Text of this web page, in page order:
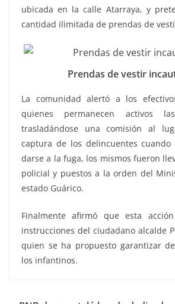
ubicada en la calle Atarraya, y
cantidad ilimitada de prendas de
Prendas de vestir
La comunidad alertó a los
quienes permanecen activos
trasladándose una comisión al
captura de los delincuentes cuando
darse a la fuga, los mismos fueron
policial y puestos a la orden del
estado Guárico.
Finalmente afirmó que esta
instrucciones del ciudadano alcalde
quien se ha propuesto garantizar
los infantinos.